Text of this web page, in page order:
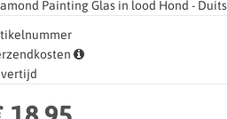
Painting Glas in lood Hond -